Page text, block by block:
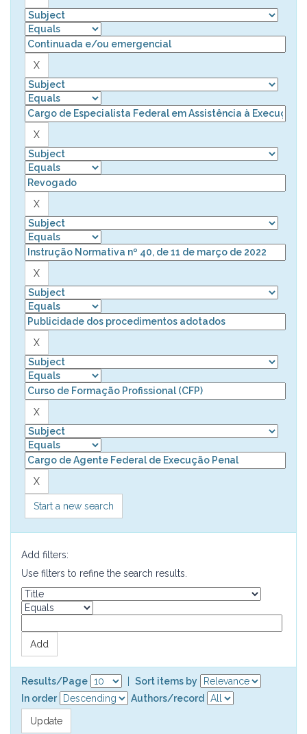
Start a new search
Add filters:
Use filters to refine the search results.
Results/Page
Sort items by
In order
Authors/record